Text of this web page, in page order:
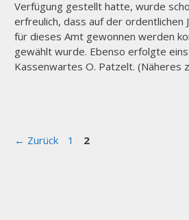
Verfügung gestellt hatte, wurde
erfreulich, dass auf der ordentlichen
für dieses Amt gewonnen werden
gewählt wurde. Ebenso erfolgte
Kassenwartes O. Patzelt. (Näheres
← Zurück Seite
1 Seite
2